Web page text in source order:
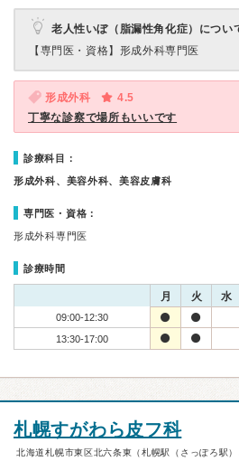
老人性いぼ（脂漏性角化症）につい
【専門医・資格】 形成外科専門医
形成外科
4.5
丁寧な診察で場所もいいです
診療科目：
形成外科、美容外科、美容皮膚科
専門医・資格：
形成外科専門医
診療時間
月 火 水
09:00-12:30
13:30-17:00
札幌すがわら皮フ科
北海道札幌市東区北六条東（札幌駅（さっぽろ駅